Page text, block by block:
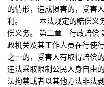
的情形，造成损害的，受害
利。 本法规定的赔偿义务
偿义务。 第二章 行政赔
政机关及其工作人员在行使
之一的，受害人有取得赔
违法采取限制公民人身自
法拘禁或者以其他方法非